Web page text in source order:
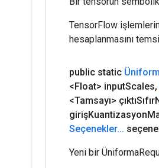
TensorFlow
hesaplanmasını
public static
<Float> inputScales,
<Tamsayı> çıktıSıfır
girişKuantizasyon
Seçenekler...
Yeni bir